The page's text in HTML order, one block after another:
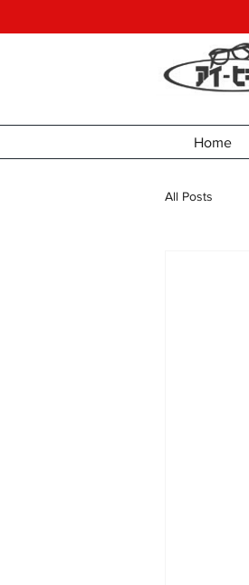
Home
All Posts